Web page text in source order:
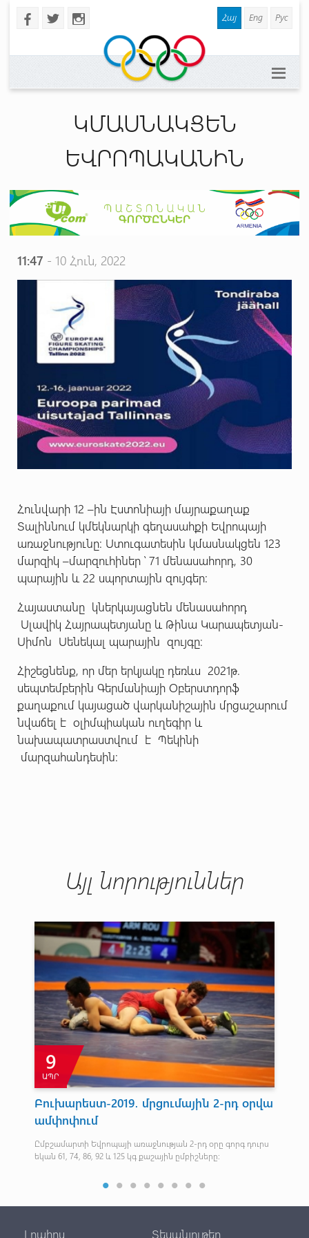
b a x Հայ Eng Рус
ԿՄԱՍՆԱԿՑԵՆ
ԵՎՐՈՊԱԿԱՆԻՆ
11:47 - 10 Հուն, 2022
Հունվարի 12 –ին Էստոնիայի մայրաքաղաք
Տալիննում կմեկնարկի գեղասահքի Եվրոպայի
առաջնությունը: Ստուգատեսին կմասնակցեն 123
մարզիկ –մարզուհիներ ՝ 71 մենասահորդ, 30
պարային և 22 սպորտային զույգեր:
Հայաստանը կներկայացնեն մենասահորդ
Սլավիկ Հայրապետյանը և Թինա Կարապետյան-
Սիմոն Սենեկալ պարային զույգը։
Հիշեցնենք, որ մեր երկյակը դեռևս 2021թ.
սեպտեմբերին Գերմանիայի Օբերստդորֆ
քաղաքում կայացած վարկանիշային մրցաշարում
նվաճել է օլիմպիական ուղեգիր և
նախապատրաստվում է Պեկինի
մարզահանդեսին:
Այլ նորություններ
9
ԱՊՐ
Բուխարեստ-2019․ մրցումային 2-րդ օրվա
ամփոփում
Ըմբշամարտի Եվրոպայի առաջնության 2-րդ օրը գորգ դուրս
եկան 61, 74, 86, 92 և 125 կգ քաշային ըմբիշները:
Լրահոս Տեսանյութեր